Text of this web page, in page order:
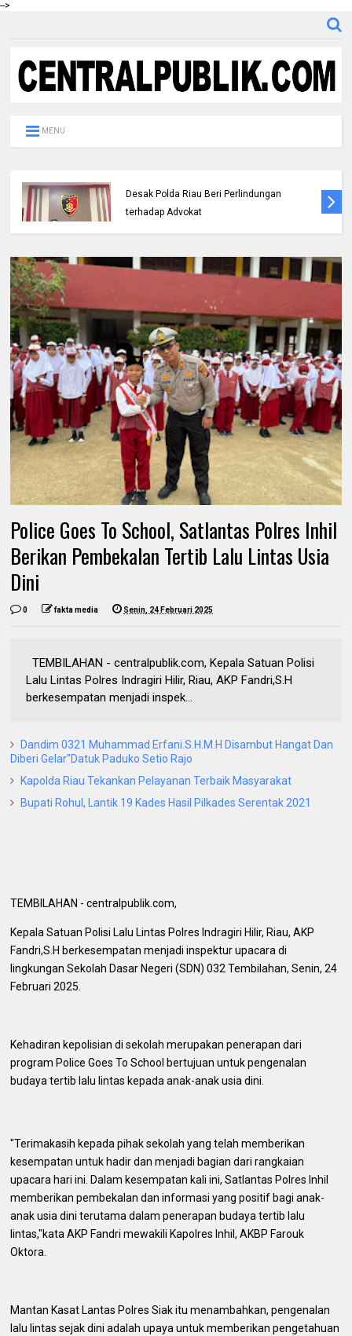
-->
MENU
Desak Polda Riau Beri Perlindungan
terhadap Advokat
Police Goes To School, Satlantas Polres Inhil
Berikan Pembekalan Tertib Lalu Lintas Usia
Dini
0 fakta media Senin, 24 Februari 2025
TEMBILAHAN - centralpublik.com, Kepala Satuan Polisi
Lalu Lintas Polres Indragiri Hilir, Riau, AKP Fandri,S.H
berkesempatan menjadi inspek...
Dandim 0321 Muhammad Erfani.S.H.M.H Disambut Hangat Dan
Diberi Gelar"Datuk Paduko Setio Rajo
Kapolda Riau Tekankan Pelayanan Terbaik Masyarakat
Bupati Rohul, Lantik 19 Kades Hasil Pilkades Serentak 2021
TEMBILAHAN - centralpublik.com,
Kepala Satuan Polisi Lalu Lintas Polres Indragiri Hilir, Riau, AKP
Fandri,S.H berkesempatan menjadi inspektur upacara di
lingkungan Sekolah Dasar Negeri (SDN) 032 Tembilahan, Senin, 24
Februari 2025.
Kehadiran kepolisian di sekolah merupakan penerapan dari
program Police Goes To School bertujuan untuk pengenalan
budaya tertib lalu lintas kepada anak-anak usia dini.
"Terimakasih kepada pihak sekolah yang telah memberikan
kesempatan untuk hadir dan menjadi bagian dari rangkaian
upacara hari ini. Dalam kesempatan kali ini, Satlantas Polres Inhil
memberikan pembekalan dan informasi yang positif bagi anak-
anak usia dini terutama dalam penerapan budaya tertib lalu
lintas,"kata AKP Fandri mewakili Kapolres Inhil, AKBP Farouk
Oktora.
Mantan Kasat Lantas Polres Siak itu menambahkan, pengenalan
lalu lintas sejak dini adalah upaya untuk memberikan pengetahuan